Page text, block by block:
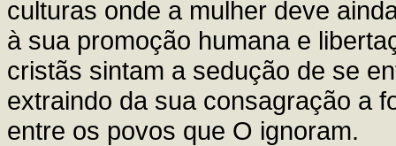
culturas onde a mulher deve
à sua promoção humana e
cristãs sintam a sedução de se
extraindo da sua consagração a
entre os povos que O ignoram.